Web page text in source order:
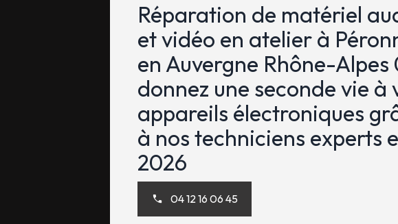
Réparation de matériel
et vidéo en atelier à
en Auvergne Rhône-Alpes
donnez une seconde vie à
appareils électroniques
à nos techniciens experts
2026
04 12 16 06 45